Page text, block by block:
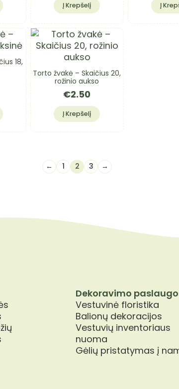
Į Krepšelį Į
18,
Torto žvakė – Skaičius 20,
rožinio aukso
€2.50
Į Krepšelį
← 1 2 3 →
Dekoravimo
Vestuvinė floristika
Balionų dekoracijos
Vestuvių inventoriaus
nuoma
Gėlių pristatymas į